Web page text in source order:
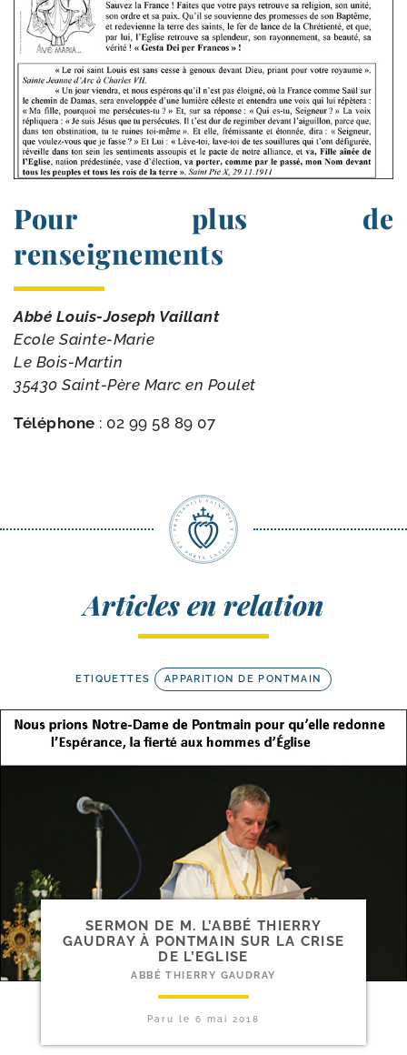
Pour plus de
renseignements
Abbé Louis-​Joseph Vaillant
Ecole Sainte-Marie
Le Bois-Martin
35430 Saint-​Père Marc en Poulet
Téléphone : 02 99 58 89 07
Articles en relation
ETIQUETTES APPARITION DE PONTMAIN
SERMON DE M. L’ABBÉ THIERRY
GAUDRAY À PONTMAIN SUR LA CRISE
DE L’EGLISE
ABBÉ THIERRY GAUDRAY
Paru le 6 mai 2018